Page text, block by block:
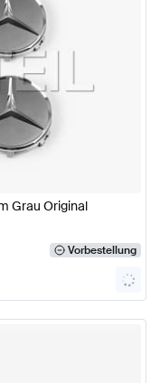
Grau Original
Vorbestellung